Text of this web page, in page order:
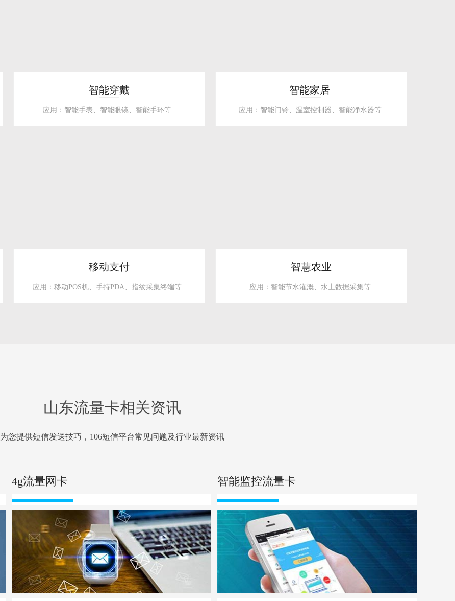
智能穿戴
应用：智能手表、智能眼镜、智能手环等
智能家居
应用：智能门铃、温室控制器、智能净水器等
移动支付
应用：移动POS机、手持PDA、指纹采集终端等
智慧农业
应用：智能节水灌溉、水土数据采集等
山东流量卡相关资讯
为您提供短信发送技巧，106短信平台常见问题及行业最新资讯
4g流量网卡 智能监控流量卡